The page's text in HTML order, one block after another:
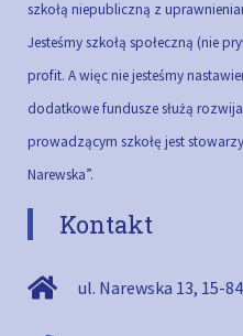
szkołą niepubliczną z
Jesteśmy szkołą społeczną (nie
profit. A więc nie jesteśmy
dodatkowe fundusze służą
prowadzącym szkołę jest
Narewska”.
Kontakt
ul. Narewska 13, 15-